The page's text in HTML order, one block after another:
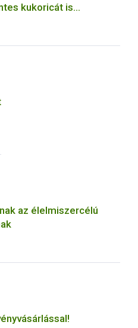
kukoricát is
az élelmiszercélú